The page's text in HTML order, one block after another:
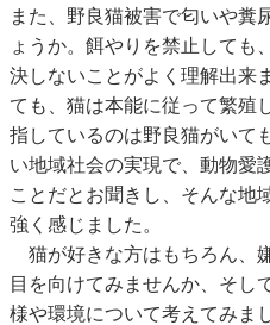
また、野良猫被害で匂いや糞
ょうか。餌やりを禁止しても
決しないことがよく理解出来
ても、猫は本能に従って繁殖
指しているのは野良猫がいて
い地域社会の実現で、動物愛
ことだとお聞きし、そんな地
強く感じました。
猫が好きな方はもちろん、
目を向けてみませんか、そし
様や環境について考えてみま